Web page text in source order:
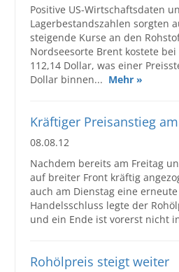
Positive US-Wirtschaftsdaten
Lagerbestandszahlen sorgten
steigende Kurse an den
Nordseesorte Brent kostete
112,14 Dollar, was einer
Dollar binnen... Mehr »
Kräftiger Preisanstieg
08.08.12
Nachdem bereits am Freitag
auf breiter Front kräftig
auch am Dienstag eine
Handelsschluss legte der
und ein Ende ist vorerst nicht
Rohölpreis steigt weiter